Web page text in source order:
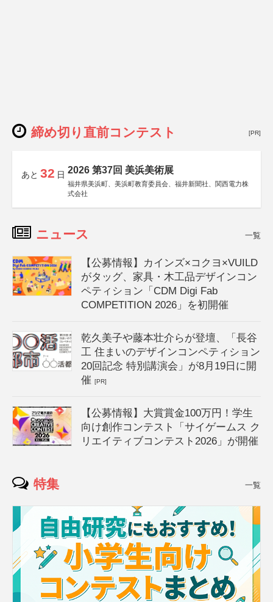
締め切り直前コンテスト [PR]
あと 32 日 2026 第37回 美浜美術展
福井県美浜町、美浜町教育委員会、福井新聞社、関西電力株
式会社
ニュース 一覧
【公募情報】カインズ×コクヨ×VUILD
がタッグ、家具・木工品デザインコン
ペティション「CDM Digi Fab
COMPETITION 2026」を初開催
乾久美子や藤本壮介らが登壇、「長谷
工 住まいのデザインコンペティション
20回記念 特別講演会」が8月19日に開
催[PR]
【公募情報】大賞賞金100万円！学生
向け創作コンテスト「サイゲームス ク
リエイティブコンテスト2026」が開催
特集 一覧